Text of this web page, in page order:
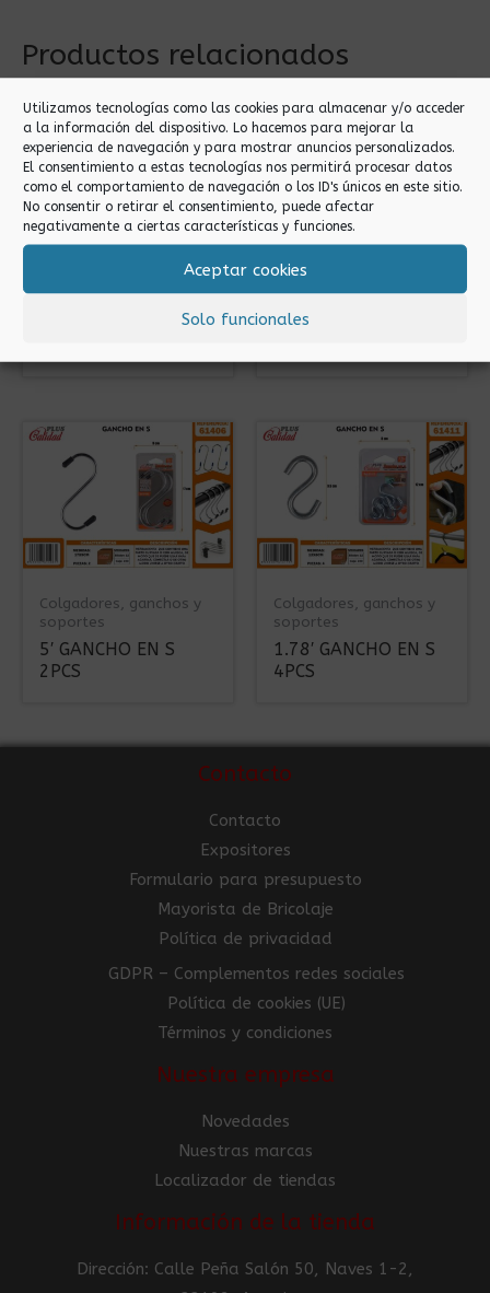
Utilizamos tecnologías como las cookies para almacenar y/o acceder
a la información del dispositivo. Lo hacemos para mejorar la
experiencia de navegación y para mostrar anuncios personalizados.
El consentimiento a estas tecnologías nos permitirá procesar datos
como el comportamiento de navegación o los ID's únicos en este sitio.
No consentir o retirar el consentimiento, puede afectar
negativamente a ciertas características y funciones.
Aceptar cookies
Solo funcionales
Productos relacionados
Colgadores, ganchos y
soportes
2.1′ GANCHO EN S
Colgadores, ganchos y
soportes
4′ GANCHO EN S
Colgadores, ganchos y
soportes
5′ GANCHO EN S
2PCS
Colgadores, ganchos y
soportes
1.78′ GANCHO EN S
4PCS
Contacto
Contacto
Expositores
Formulario para presupuesto
Mayorista de Bricolaje
Política de privacidad
GDPR – Complementos redes sociales
Política de cookies (UE)
Términos y condiciones
Nuestra empresa
Novedades
Nuestras marcas
Localizador de tiendas
Información de la tienda
Dirección: Calle Peña Salón 50, Naves 1-2,